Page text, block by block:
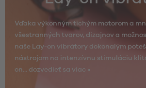
Vďaka výkonným tichým motorom a
všestranných tvarov, dizajnov a
naše Lay-on vibrátory dokonalým
nástrojom na intenzívnu stimuláciu
on... dozvedieť sa viac »